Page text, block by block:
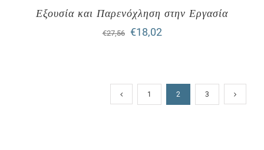
Εξουσία και Παρενόχληση στην Εργασία
€27,56
Original
€27,56.
€18,02Η
είναι:
1 2 3